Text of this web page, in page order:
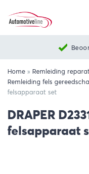
Home » Remleiding
Remleiding fels
felsapparaat set
DRAPER
felsapparaat